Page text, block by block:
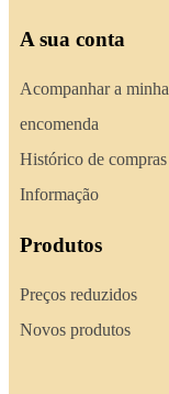
A sua conta
Acompanhar a minha
encomenda
Histórico de compras
Informação
Produtos
Preços reduzidos
Novos produtos